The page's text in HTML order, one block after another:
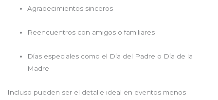
Agradecimientos sinceros
Reencuentros con amigos o familiares
Días especiales como el Día del Padre o Día de la
Madre
Incluso pueden ser el detalle ideal en eventos menos